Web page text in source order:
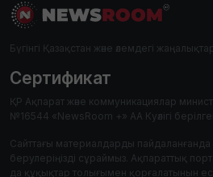
Бүгінгі Қазақстан және әлемдегі
Сертификат
ҚР Ақпарат және коммуникациялар
№16544 «NewsRoom +» АА Куәлігі
Сайттағы материалдарды пайдаланғанда
берулеріңізді сұраймыз. Ақпараттық
да құқықтар толығымен қорғалатынын